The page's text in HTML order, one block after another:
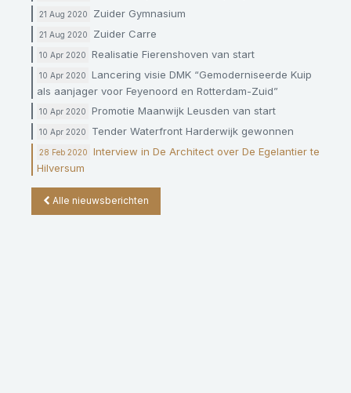
21 Aug 2020 Zuider Gymnasium
21 Aug 2020 Zuider Carre
10 Apr 2020 Realisatie Fierenshoven van start
10 Apr 2020
Lancering visie DMK “Gemoderniseerde Kuip
als aanjager voor Feyenoord en Rotterdam-Zuid”
10 Apr 2020 Promotie Maanwijk Leusden van start
10 Apr 2020 Tender Waterfront Harderwijk gewonnen
28 Feb 2020
Interview in De Architect over De Egelantier te
Hilversum
Alle nieuwsberichten